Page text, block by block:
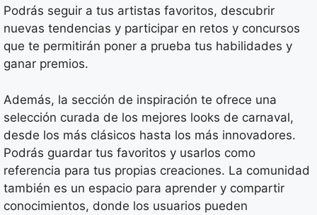
Podrás seguir a tus artistas favoritos, descubrir
nuevas tendencias y participar en retos y concursos
que te permitirán poner a prueba tus habilidades y
ganar premios.
Además, la sección de inspiración te ofrece una
selección curada de los mejores looks de carnaval,
desde los más clásicos hasta los más innovadores.
Podrás guardar tus favoritos y usarlos como
referencia para tus propias creaciones. La comunidad
también es un espacio para aprender y compartir
conocimientos, donde los usuarios pueden